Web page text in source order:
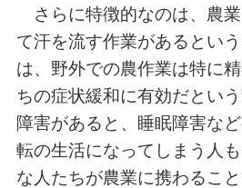
さらに特徴的なのは、農
て汗を流す作業があるとい
は、野外での農作業は特に
ちの症状緩和に有効だとい
障害があると、睡眠障害な
転の生活になってしまう人
な人たちが農業に携わるこ